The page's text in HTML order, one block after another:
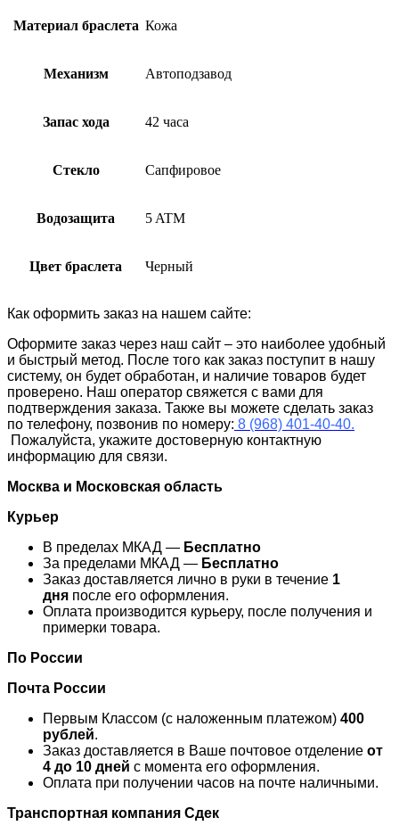
Материал браслета Кожа
Механизм Автоподзавод
Запас хода 42 часа
Стекло Сапфировое
Водозащита 5 ATM
Цвет браслета Черный
Как оформить заказ на нашем сайте:
Оформите заказ через наш сайт – это наиболее удобный
и быстрый метод. После того как заказ поступит в нашу
систему, он будет обработан, и наличие товаров будет
проверено. Наш оператор свяжется с вами для
подтверждения заказа. Также вы можете сделать заказ
по телефону, позвонив по номеру: 8 (968) 401-40-40.
Пожалуйста, укажите достоверную контактную
информацию для связи.
Москва и Московская область
Курьер
В пределах МКАД — Бесплатно
За пределами МКАД — Бесплатно
Заказ доставляется лично в руки в течение 1
дня после его оформления.
Оплата производится курьеру, после получения и
примерки товара.
По России
Почта России
Первым Классом (с наложенным платежом) 400
рублей.
Заказ доставляется в Ваше почтовое отделение от
4 до 10 дней с момента его оформления.
Оплата при получении часов на почте наличными.
Транспортная компания Сдек